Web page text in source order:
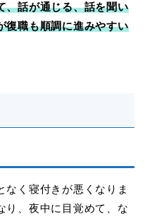
、話が通じる、話を聞い
復職も順調に進みやすい
く寝付きが悪くなりま
り、夜中に目覚めて、な